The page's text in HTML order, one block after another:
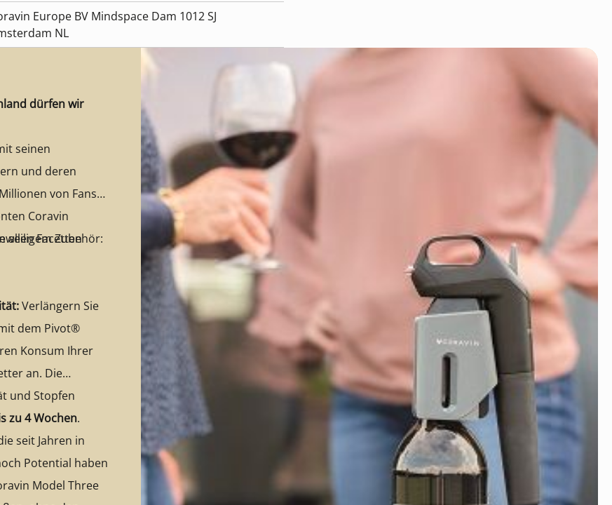
Europe BV Mindspace Dam 1012 SJ
NL
dürfen wir
seinen
und deren
von Fans
Coravin
allen Facetten
Zubehör:
Verlängern Sie
dem Pivot®
Konsum Ihrer
an. Die
und Stopfen
zu 4 Wochen.
seit Jahren in
Potential haben
Model Three